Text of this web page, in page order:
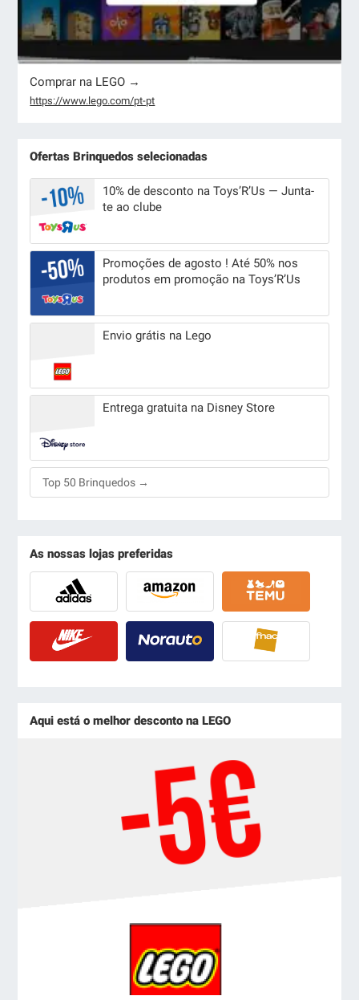
Comprar na LEGO →
https://www.lego.com/pt-pt
Ofertas Brinquedos selecionadas
10% de desconto na Toys’R’Us — Junta-
te ao clube
Promoções de agosto ! Até 50% nos
produtos em promoção na Toys’R’Us
Envio grátis na Lego
Entrega gratuita na Disney Store
Top 50 Brinquedos →
As nossas lojas preferidas
Aqui está o melhor desconto na LEGO